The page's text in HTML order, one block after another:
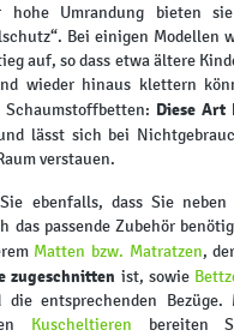
hohe Umrandung bieten
Bei einigen Modellen
auf, so dass etwa ältere
wieder hinaus klettern
Diese Art
lässt sich bei
verstauen.
ebenfalls, dass Sie
das passende Zubehör
Matten bzw. Matratzen,
zugeschnitten ist, sowie
die entsprechenden
Kuscheltieren bereiten